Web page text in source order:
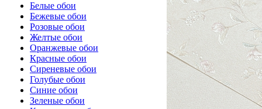
Белые обои
Бежевые обои
Розовые обои
Желтые обои
Оранжевые обои
Красные обои
Сиреневые обои
Голубые обои
Синие обои
Зеленые обои